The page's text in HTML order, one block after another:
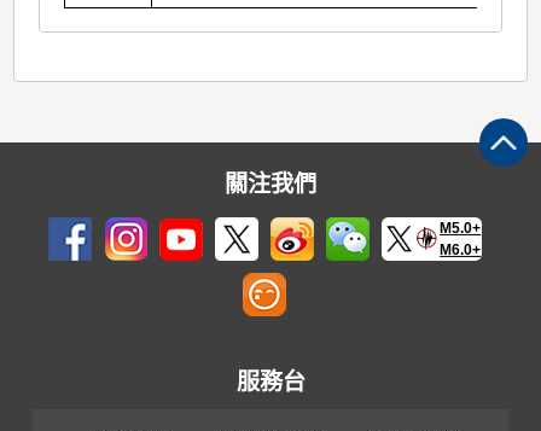
關注我們
M5.0+
M6.0+
服務台